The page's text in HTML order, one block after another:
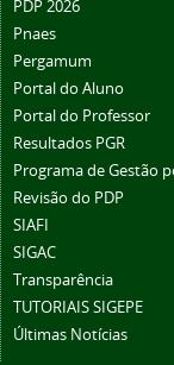
PDP 2026
Pnaes
Pergamum
Portal do Aluno
Portal do Professor
Resultados PGR
Programa de Gestão
Revisão do PDP
SIAFI
SIGAC
Transparência
TUTORIAIS SIGEPE
Últimas Notícias